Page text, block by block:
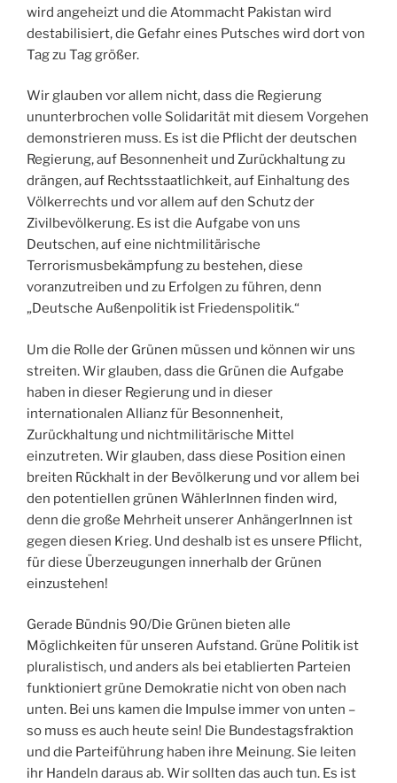
wird angeheizt und die Atommacht Pakistan wird
destabilisiert, die Gefahr eines Putsches wird dort von
Tag zu Tag größer.
Wir glauben vor allem nicht, dass die Regierung
ununterbrochen volle Solidarität mit diesem Vorgehen
demonstrieren muss. Es ist die Pflicht der deutschen
Regierung, auf Besonnenheit und Zurückhaltung zu
drängen, auf Rechtsstaatlichkeit, auf Einhaltung des
Völkerrechts und vor allem auf den Schutz der
Zivilbevölkerung. Es ist die Aufgabe von uns
Deutschen, auf eine nichtmilitärische
Terrorismusbekämpfung zu bestehen, diese
voranzutreiben und zu Erfolgen zu führen, denn
„Deutsche Außenpolitik ist Friedenspolitik.“
Um die Rolle der Grünen müssen und können wir uns
streiten. Wir glauben, dass die Grünen die Aufgabe
haben in dieser Regierung und in dieser
internationalen Allianz für Besonnenheit,
Zurückhaltung und nichtmilitärische Mittel
einzutreten. Wir glauben, dass diese Position einen
breiten Rückhalt in der Bevölkerung und vor allem bei
den potentiellen grünen WählerInnen finden wird,
denn die große Mehrheit unserer AnhängerInnen ist
gegen diesen Krieg. Und deshalb ist es unsere Pflicht,
für diese Überzeugungen innerhalb der Grünen
einzustehen!
Gerade Bündnis 90/Die Grünen bieten alle
Möglichkeiten für unseren Aufstand. Grüne Politik ist
pluralistisch, und anders als bei etablierten Parteien
funktioniert grüne Demokratie nicht von oben nach
unten. Bei uns kamen die Impulse immer von unten –
so muss es auch heute sein! Die Bundestagsfraktion
und die Parteiführung haben ihre Meinung. Sie leiten
ihr Handeln daraus ab. Wir sollten das auch tun. Es ist